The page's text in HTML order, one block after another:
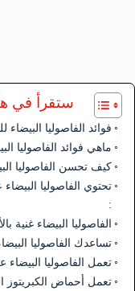
ستقرأ في
فوائد الفاصوليا البيضاء
ماهي فوائد الفاصوليا
كيف تحسن الفاصوليا
تحتوي الفاصوليا
:
الفاصوليا البيضاء غنية
تساعدك الفاصوليا
تعمل الفاصوليا
تعمل أحماض الكبريتوز